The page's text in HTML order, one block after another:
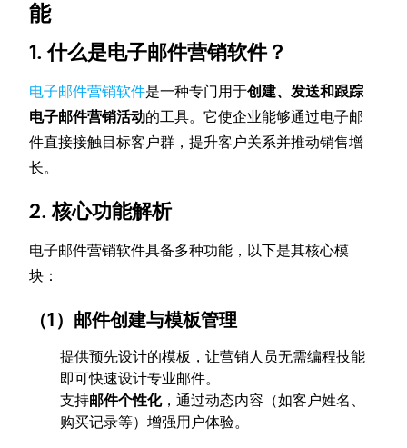
能
1. 什么是电子邮件营销软件？
电子邮件营销软件是一种专门用于创建、发送和跟踪
电子邮件营销活动的工具。它使企业能够通过电子邮
件直接接触目标客户群，提升客户关系并推动销售增
长。
2. 核心功能解析
电子邮件营销软件具备多种功能，以下是其核心模
块：
（1）邮件创建与模板管理
提供预先设计的模板，让营销人员无需编程技能
即可快速设计专业邮件。
支持邮件个性化，通过动态内容（如客户姓名、
购买记录等）增强用户体验。